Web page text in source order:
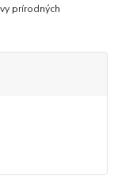
prírodných